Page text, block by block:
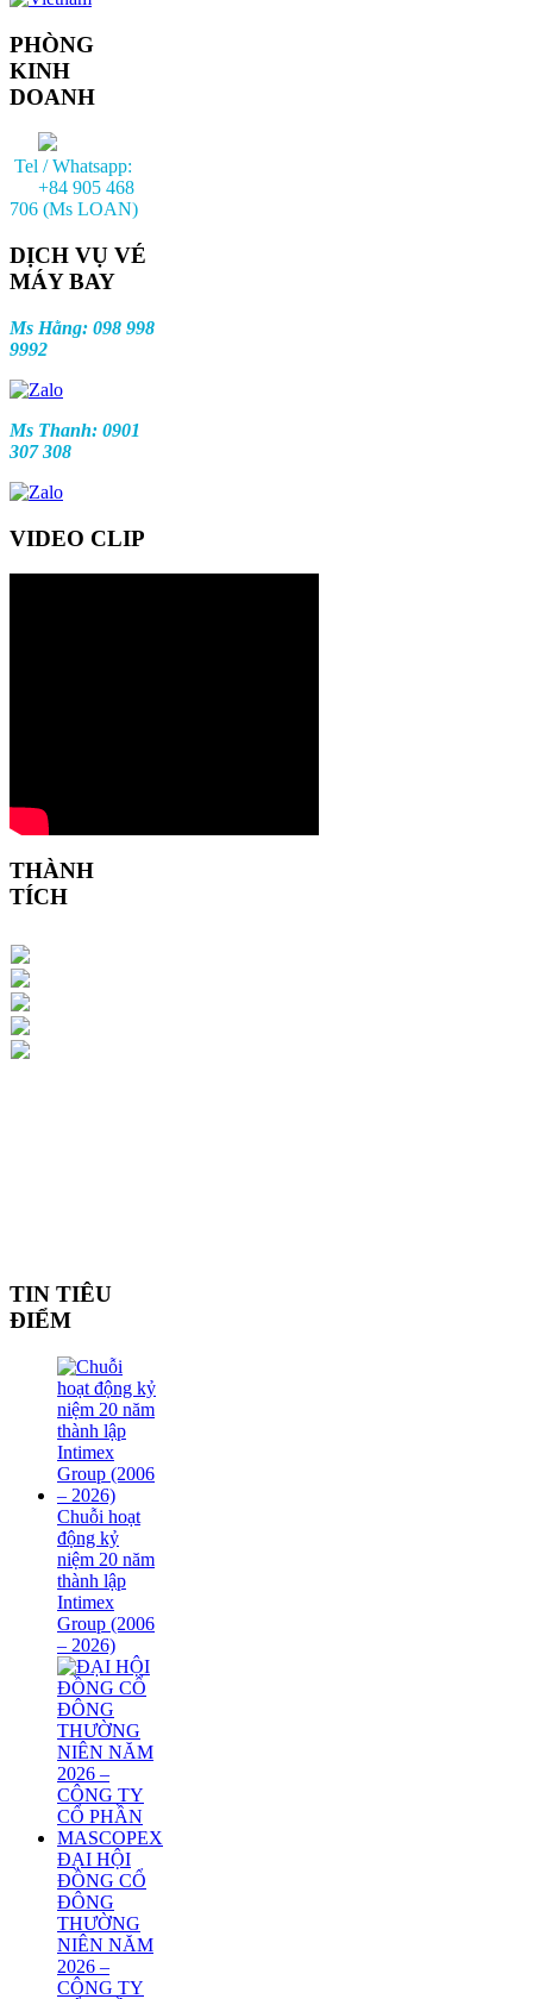
PHÒNG
KINH
DOANH
Tel / Whatsapp:
+84 905 468
706 (Ms LOAN)
DỊCH VỤ VÉ
MÁY BAY
Ms Hằng: 098 998
9992
Ms Thanh: 0901
307 308
VIDEO CLIP
THÀNH
TÍCH
TIN TIÊU
ĐIỂM
Chuỗi hoạt
động kỷ
niệm 20 năm
thành lập
Intimex
Group (2006
– 2026)
ĐẠI HỘI
ĐỒNG CỔ
ĐÔNG
THƯỜNG
NIÊN NĂM
2026 –
CÔNG TY